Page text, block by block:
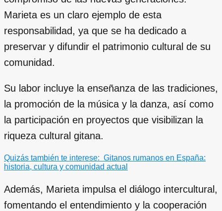
Marieta es un claro ejemplo de esta
responsabilidad, ya que se ha dedicado a
preservar y difundir el patrimonio cultural de su
comunidad.
Su labor incluye la enseñanza de las tradiciones,
la promoción de la música y la danza, así como
la participación en proyectos que visibilizan la
riqueza cultural gitana.
Quizás también te interese: Gitanos rumanos en España:
historia, cultura y comunidad actual
Además, Marieta impulsa el diálogo intercultural,
fomentando el entendimiento y la cooperación